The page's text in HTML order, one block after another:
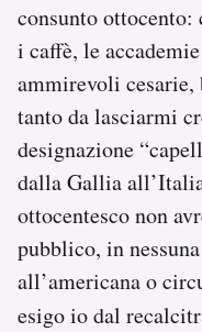
consunto
i caffè, le
ammirevoli cesarie,
tanto da lasciarmi
designazione
dalla Gallia
ottocentesco non
pubblico, in
all’americana o
esigo io dal